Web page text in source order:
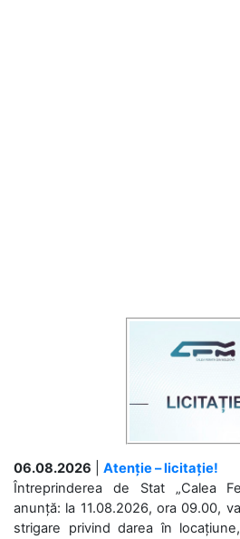
06.08.2026
Atenție – licitație!
Întreprinderea de Stat „Calea
anunță: la 11.08.2026, ora 09.00,
strigare privind darea în